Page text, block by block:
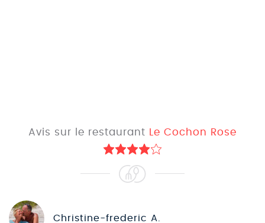
Avis sur le restaurant Le Cochon Rose
Christine-frederic A.